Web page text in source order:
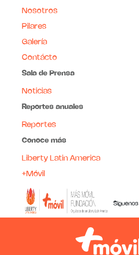
Nosotros
Pilares
Galería
Contácto
Sala de Prensa
Noticias
Reportes anuales
Reportes
Conoce más
Liberty Latin America
+Móvil
Siguenos